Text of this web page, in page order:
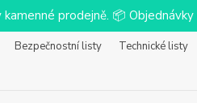
prodejně. 📦
Bezpečnostní listy Technické listy